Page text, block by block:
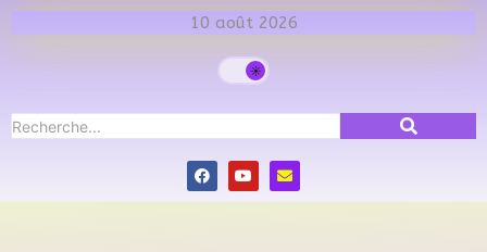
10 août 2026